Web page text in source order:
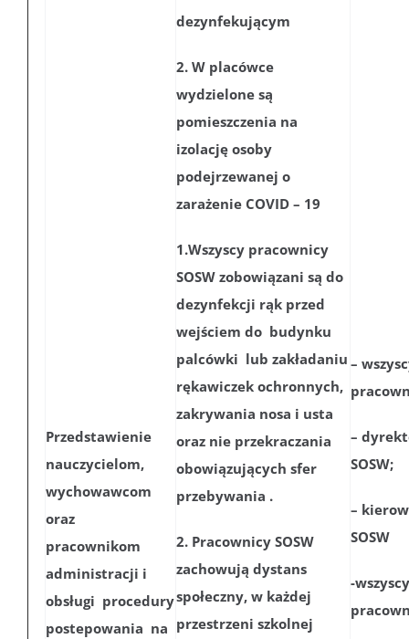
Przedstawienie
nauczycielom,
wychowawcom
oraz
pracownikom
administracji i
obsługi procedury
postepowania na
dezynfekującym
2. W placówce
wydzielone są
pomieszczenia na
izolację osoby
podejrzewanej o
zarażenie COVID – 19
1.Wszyscy pracownicy
SOSW zobowiązani są do
dezynfekcji rąk przed
wejściem do budynku
palcówki lub zakładaniu
rękawiczek ochronnych,
zakrywania nosa i usta
oraz nie przekraczania
obowiązujących sfer
przebywania .
2. Pracownicy SOSW
zachowują dystans
społeczny, w każdej
przestrzeni szkolnej
–
–
SOSW;
–
SOSW
-wszyscy